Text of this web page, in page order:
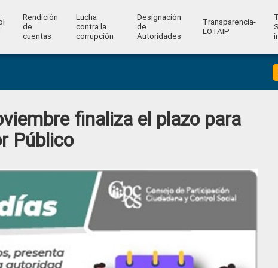
Rendición
de
cuentas
Lucha
contra la
corrupción
Designación
de
Autoridades
Transparencia-
LOTAIP
finaliza el plazo para
Público